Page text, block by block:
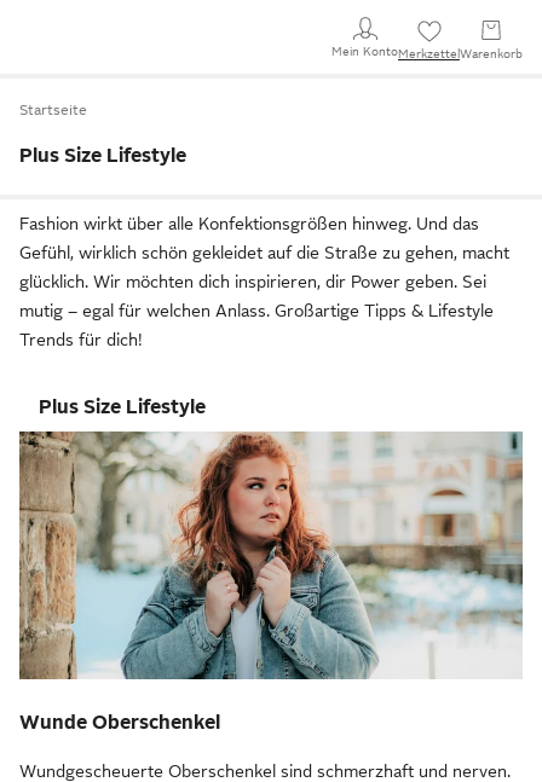
Mein KontoMerkzettel Warenkorb
Startseite
Plus Size Lifestyle
Fashion wirkt über alle Konfektionsgrößen hinweg. Und das
Gefühl, wirklich schön gekleidet auf die Straße zu gehen, macht
glücklich. Wir möchten dich inspirieren, dir Power geben. Sei
mutig – egal für welchen Anlass. Großartige Tipps & Lifestyle
Trends für dich!
Plus Size Lifestyle
Wunde Oberschenkel
Wundgescheuerte Oberschenkel sind schmerzhaft und nerven.